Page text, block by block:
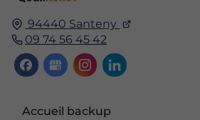
94440 Santeny
09 74 56 45 42
Accueil backup